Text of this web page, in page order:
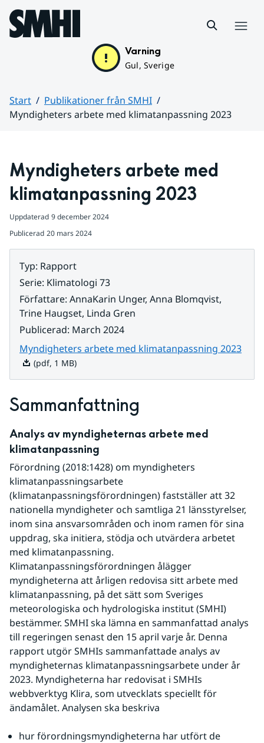
Hoppa till sidans innehåll
Varning
Gul, Sverige
Start
Publikationer från SMHI
Myndigheters arbete med klimatanpassning 2023
Myndigheters arbete med
klimatanpassning 2023
Uppdaterad 9 december 2024
Publicerad 20 mars 2024
Typ: Rapport
Serie: Klimatologi 73
Författare: AnnaKarin Unger, Anna Blomqvist,
Trine Haugset, Linda Gren
Publicerad: March 2024
Myndigheters arbete med klimatanpassning 2023Pdf,
(pdf, 1 MB)
Sammanfattning
Analys av myndigheternas arbete med
klimatanpassning
Förordning (2018:1428) om myndigheters
klimatanpassningsarbete
(klimatanpassningsförordningen) fastställer att 32
nationella myndigheter och samtliga 21 länsstyrelser,
inom sina ansvarsområden och inom ramen för sina
uppdrag, ska initiera, stödja och utvärdera arbetet
med klimatanpassning.
Klimatanpassningsförordningen ålägger
myndigheterna att årligen redovisa sitt arbete med
klimatanpassning, på det sätt som Sveriges
meteorologiska och hydrologiska institut (SMHI)
bestämmer. SMHI ska lämna en sammanfattad analys
till regeringen senast den 15 april varje år. Denna
rapport utgör SMHIs sammanfattade analys av
myndigheternas klimatanpassningsarbete under år
2023. Myndigheterna har redovisat i SMHIs
webbverktyg Klira, som utvecklats speciellt för
ändamålet. Analysen ska beskriva
hur förordningsmyndigheterna har utfört de